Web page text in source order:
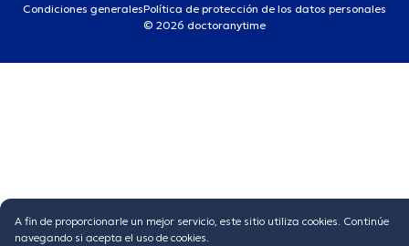
Condiciones generalesPolítica de protección de los datos personales
© 2026 doctoranytime
A fin de proporcionarle un mejor servicio, este sitio utiliza cookies. Continúe
navegando si acepta el uso de cookies.